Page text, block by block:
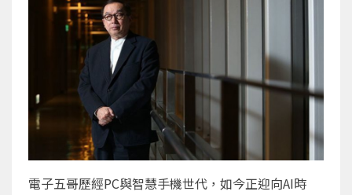
電子五哥歷經PC與智慧手機世代，如今正迎向AI時